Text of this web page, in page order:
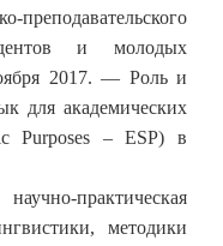
и молодых
2017. — Роль и
для академических
Purposes – ESP) в
практическая
методики